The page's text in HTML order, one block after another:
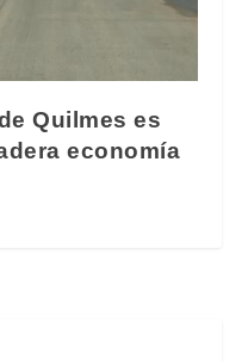
Quilmes es
economía